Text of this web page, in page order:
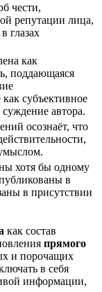
чести,
репутации лица,
глазах
как
поддающаяся
как субъективное
автора.
осознаёт, что
хотя бы одному
в
в присутствии
как состав
прямого
и порочащих
в себя
информации,